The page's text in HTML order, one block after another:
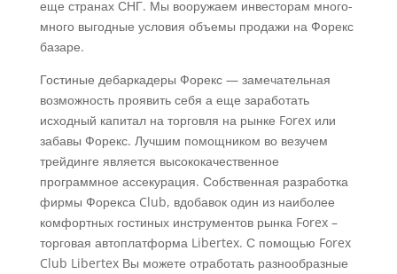
еще странах СНГ. Мы вооружаем инвесторам много-
много выгодные условия объемы продажи на Форекс
базаре.
Гостиные дебаркадеры Форекс — замечательная
возможность проявить себя а еще заработать
исходный капитал на торговля на рынке Forex или
забавы Форекс. Лучшим помощником во везучем
трейдинге является высококачественное
программное ассекурация. Собственная разработка
фирмы Форекса Club, вдобавок один из наиболее
комфортных гостиных инструментов рынка Forex –
торговая автоплатформа Libertex. С помощью Forex
Club Libertex Вы можете отработать разнообразные